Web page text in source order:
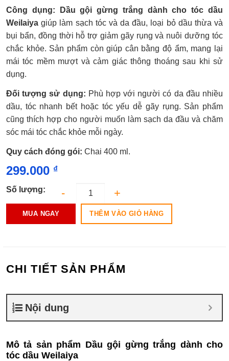
Được
xếp
hạng
0.0
5
sao
Công dụng: Dầu gội gừng trắng dành cho tóc dầu
Weilaiyagiúp làm sạch tóc và da đầu, loại bỏ dầu thừa và
bụi bẩn, đồng thời hỗ trợ giảm gãy rụng và nuôi dưỡng tóc
chắc khỏe. Sản phẩm còn giúp cân bằng độ ẩm, mang lại
mái tóc mềm mượt và cảm giác thông thoáng sau khi sử
dụng.
Đối tượng sử dụng: Phù hợp với người có da đầu nhiều
dầu, tóc nhanh bết hoặc tóc yếu dễ gãy rụng. Sản phẩm
cũng thích hợp cho người muốn làm sạch da đầu và chăm
sóc mái tóc chắc khỏe mỗi ngày.
Quy cách đóng gói: Chai 400 ml.
299.000 ₫
Số lượng:
MUA NGAY THÊM VÀO GIỎ HÀNG
CHI TIẾT SẢN PHẨM
Nội dung
Mô tả sản phẩm Dầu gội gừng trắng dành cho
tóc dầu Weilaiya